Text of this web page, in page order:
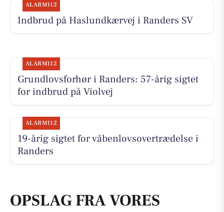
ALARM112
Indbrud på Haslundkærvej i Randers SV
ALARM112
Grundlovsforhør i Randers: 57-årig sigtet
for indbrud på Violvej
ALARM112
19-årig sigtet for våbenlovsovertrædelse i
Randers
OPSLAG FRA VORES